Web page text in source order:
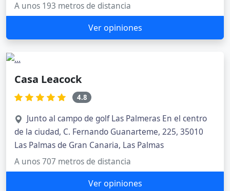
A unos 193 metros de distancia
Ver opiniones
Casa Leacock
4.8
Junto al campo de golf Las Palmeras En el centro
de la ciudad, C. Fernando Guanarteme, 225, 35010
Las Palmas de Gran Canaria, Las Palmas
A unos 707 metros de distancia
Ver opiniones